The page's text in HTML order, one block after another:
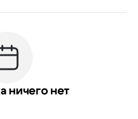
ничего нет